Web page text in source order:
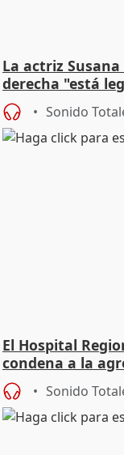
La actriz
derecha "está
Sonido
El Hospital
condena a la
Urgencias
Sonido